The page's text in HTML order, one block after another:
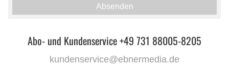
Absenden
Abo- und Kundenservice +49 731 88005-8205
kundenservice@ebnermedia.de